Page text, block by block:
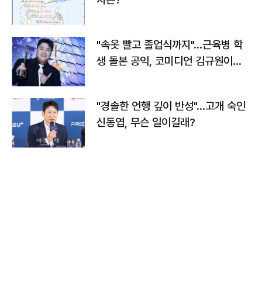
"속옷 빨고 졸업식까지"…근육병 학
생 돌본 공익, 코미디언 김규원이었
"경솔한 언행 깊이 반성"…고개 숙인
신동엽, 무슨 일이길래?